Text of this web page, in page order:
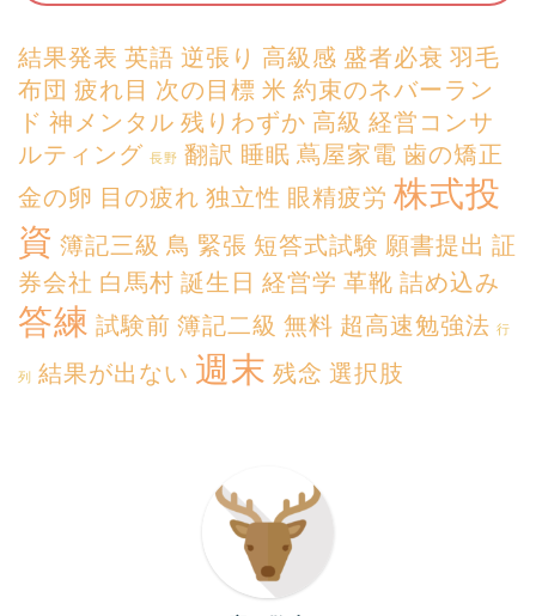
結果発表 英語 逆張り 高級感 盛者必衰 羽毛
布団 疲れ目 次の目標 米 約束のネバーラン
ド 神メンタル 残りわずか 高級 経営コンサ
ルティング 長野 翻訳 睡眠 蔦屋家電 歯の矯正
金の卵 目の疲れ 独立性 眼精疲労 株式投
資 簿記三級 鳥 緊張 短答式試験 願書提出 証
券会社 白馬村 誕生日 経営学 革靴 詰め込み
答練 試験前 簿記二級 無料 超高速勉強法 行
列 結果が出ない 週末 残念 選択肢